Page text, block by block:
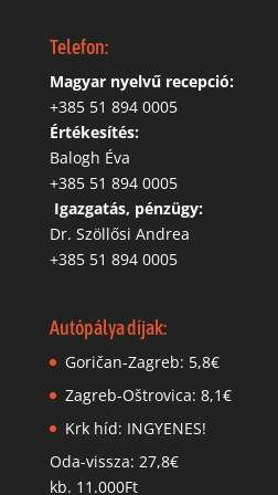
Telefon:
Magyar nyelvű recepció:
‭+385 51 894 0005
Értékesítés:
Balogh Éva
+385 51 894 0005
Igazgatás, pénzügy:
Dr. Szöllősi Andrea
+385 51 894 0005
Autópálya díjak:
Goričan-Zagreb: 5,8€
Zagreb-Oštrovica: 8,1€
Krk híd: INGYENES!
Oda-vissza: 27,8€
kb. 11.000Ft